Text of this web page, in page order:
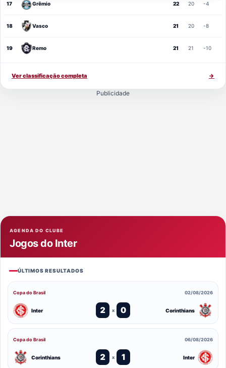
17 Grêmio 22 20 -4
18 Vasco 21 20 -8
19 Remo 21 21 -10
Ver classificação completa →
Publicidade
AGENDA DO CLUBE
Jogos do Inter
ÚLTIMOS RESULTADOS
Copa do Brasil 02/08/2026
Inter 2 x 0 Corinthians
Copa do Brasil 06/08/2026
Corinthians 2 x 1 Inter